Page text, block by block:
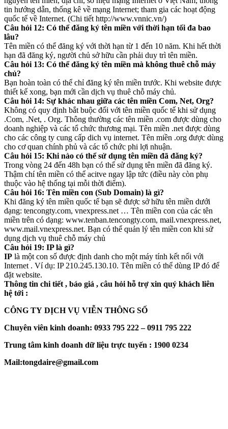
tin hướng dẫn, thống kê về mạng Internet; tham gia các hoạt động
quốc tế về Internet. (Chi tiết http://www.vnnic.vn/)
Câu hỏi 12: Có thể đăng ký tên miền với thời hạn tối đa bao
lâu?
Tên miền có thể đăng ký với thời hạn từ 1 đến 10 năm. Khi hết thời
hạn đã đăng ký, người chủ sở hữu cần phải duy trì tên miền.
Câu hỏi 13: Có thể đăng ký tên miền mà không thuê chỗ máy
chủ?
Bạn hoàn toàn có thể chỉ đăng ký tên miền trước. Khi website được
thiết kế xong, bạn mới cần dịch vụ thuê chỗ máy chủ.
Câu hỏi 14: Sự khác nhau giữa các tên miền Com, Net, Org?
Không có quy định bắt buộc đối với tên miền quốc tế khi sử dụng
.Com, .Net, . Org. Thông thường các tên miền .com được dùng cho
doanh nghiệp và các tổ chức thương mại. Tên miền .net được dùng
cho các công ty cung cấp dich vụ internet. Tên miền .org được dùng
cho cơ quan chính phủ và các tổ chức phi lợi nhuận.
Câu hỏi 15: Khi nào có thể sử dụng tên miền đã đăng ký?
Trong vòng 24 đến 48h bạn có thể sử dụng tên miền đã đăng ký.
Thậm chí tên miền có thể acitve ngay lập tức (điều này còn phụ
thuộc vào hệ thống tại mỗi thời điểm).
Câu hỏi 16: Tên miền con (Sub Domain) là gì?
Khi đăng ký tên miền quốc tế bạn sẽ được sở hữu tên miền dưới
dạng: tencongty.com, vnexpress.net … Tên miền con của các tên
miền trên có dạng: www.tenban.tencongty.com, mail.vnexpress.net,
www.mail.vnexpress.net. Bạn có thể quản lý tên miền con khi sử
dụng dịch vụ thuê chỗ máy chủ
Câu hỏi 19: IP là gì?
IP là một con số được định danh cho một máy tính kết nối với
Internet . Ví dụ: IP 210.245.130.10. Tên miền có thể dùng IP đó để
đặt website.
Thông tin chi tiết , báo giá , câu hỏi hỗ trợ xin quý khách liên
hệ tới :
CÔNG TY DỊCH VỤ VIỄN THÔNG SỐ
Chuyên viên kinh doanh: 0933 795 222 – 0911 795 222
Trung tâm kinh doanh dữ liệu trực tuyến : 1900 0234
Mail:tongdaire@gmail.com